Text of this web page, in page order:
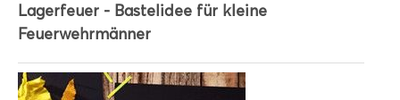
Lagerfeuer - Bastelidee für kleine
Feuerwehrmänner